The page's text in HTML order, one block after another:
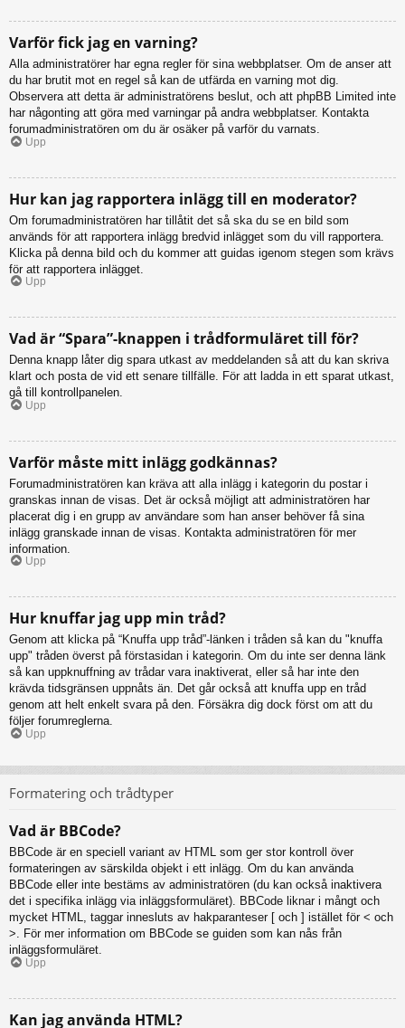
Varför fick jag en varning?
Alla administratörer har egna regler för sina webbplatser. Om de anser att
du har brutit mot en regel så kan de utfärda en varning mot dig.
Observera att detta är administratörens beslut, och att phpBB Limited inte
har någonting att göra med varningar på andra webbplatser. Kontakta
forumadministratören om du är osäker på varför du varnats.
Upp
Hur kan jag rapportera inlägg till en moderator?
Om forumadministratören har tillåtit det så ska du se en bild som
används för att rapportera inlägg bredvid inlägget som du vill rapportera.
Klicka på denna bild och du kommer att guidas igenom stegen som krävs
för att rapportera inlägget.
Upp
Vad är “Spara”-knappen i trådformuläret till för?
Denna knapp låter dig spara utkast av meddelanden så att du kan skriva
klart och posta de vid ett senare tillfälle. För att ladda in ett sparat utkast,
gå till kontrollpanelen.
Upp
Varför måste mitt inlägg godkännas?
Forumadministratören kan kräva att alla inlägg i kategorin du postar i
granskas innan de visas. Det är också möjligt att administratören har
placerat dig i en grupp av användare som han anser behöver få sina
inlägg granskade innan de visas. Kontakta administratören för mer
information.
Upp
Hur knuffar jag upp min tråd?
Genom att klicka på “Knuffa upp tråd”-länken i tråden så kan du "knuffa
upp" tråden överst på förstasidan i kategorin. Om du inte ser denna länk
så kan uppknuffning av trådar vara inaktiverat, eller så har inte den
krävda tidsgränsen uppnåts än. Det går också att knuffa upp en tråd
genom att helt enkelt svara på den. Försäkra dig dock först om att du
följer forumreglerna.
Upp
Formatering och trådtyper
Vad är BBCode?
BBCode är en speciell variant av HTML som ger stor kontroll över
formateringen av särskilda objekt i ett inlägg. Om du kan använda
BBCode eller inte bestäms av administratören (du kan också inaktivera
det i specifika inlägg via inläggsformuläret). BBCode liknar i mångt och
mycket HTML, taggar innesluts av hakparanteser [ och ] istället för < och
>. För mer information om BBCode se guiden som kan nås från
inläggsformuläret.
Upp
Kan jag använda HTML?